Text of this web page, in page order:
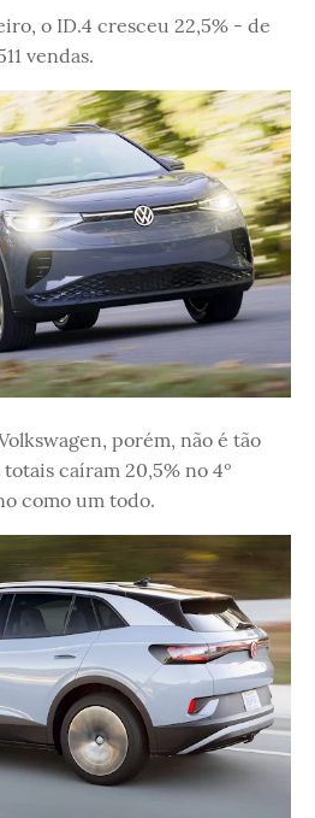
o ID.4 cresceu 22,5% - de
vendas.
porém, não é tão
caíram 20,5% no 4º
como um todo.